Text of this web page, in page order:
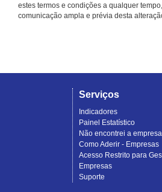
estes termos e condições a qualquer
comunicação ampla e prévia desta
Serviços
Indicadores
Painel Estatístico
Não encontrei a empresa
Como Aderir - Empresas
Acesso Restrito para
Empresas
Suporte